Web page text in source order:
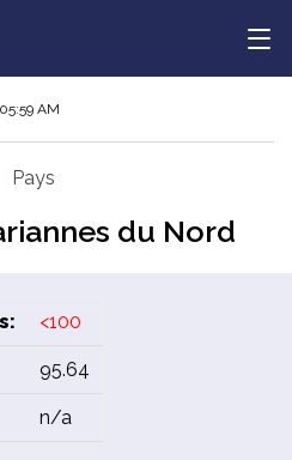
AM
Pays
du Nord
<100
95.64
n/a